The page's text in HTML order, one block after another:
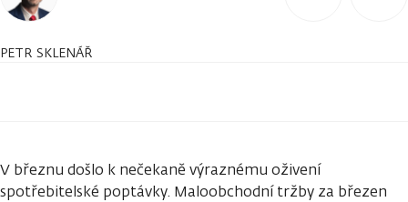
PETR SKLENÁŘ
V březnu došlo k nečekaně výraznému oživení
spotřebitelské poptávky. Maloobchodní tržby za březen